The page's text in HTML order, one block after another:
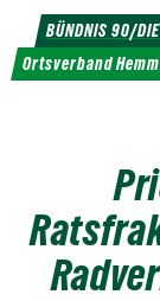
Weiter
zum
Inhalt
BÜNDNIS 90/DIE
Ortsverband